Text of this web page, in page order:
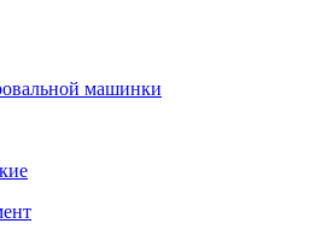
машинки